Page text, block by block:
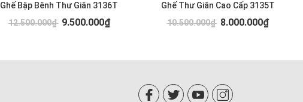
Ghế Bập Bênh Thư Giãn 3136T
12.500.000₫ 9.500.000₫
Ghế Thư Giãn Cao Cấp 3135T
10.500.000₫ 8.000.000₫